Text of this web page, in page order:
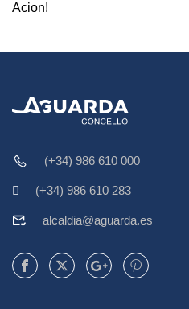
Acion!
(+34) 986 610 000
(+34) 986 610 283
alcaldia@aguarda.es